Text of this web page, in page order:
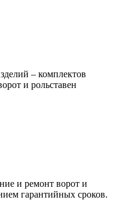
– комплектов
и рольставен
и ремонт ворот и
гарантийных сроков.